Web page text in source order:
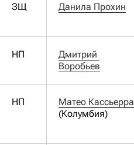
ЗЩ Данила Прохин
НП
Дмитрий
Воробьев
НП
Матео Кассьерра
(Колумбия)